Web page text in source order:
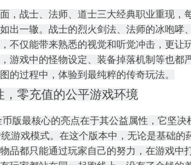
，战士、法师、道士三大经典职业重现，
出一辙。战士的烈火剑法、法师的冰咆哮
不仅能带来熟悉的视觉和听觉冲击，更让
游戏中的怪物设定、装备掉落机制等也都
的过程中，体验到最纯粹的传奇玩法。
，零充值的公平游戏环境
币版最核心的亮点在于其公益属性，它坚
统游戏模式。在这个版本中，无论是基础
品都只能通过玩家自己的努力，在游戏中